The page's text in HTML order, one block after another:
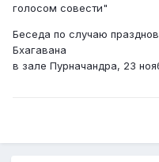
голосом совести"
Беседа по случаю
Бхагавана
в зале Пурначандра, 23